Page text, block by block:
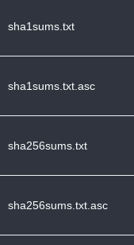
sha1sums.txt
sha1sums.txt.asc
sha256sums.txt
sha256sums.txt.asc